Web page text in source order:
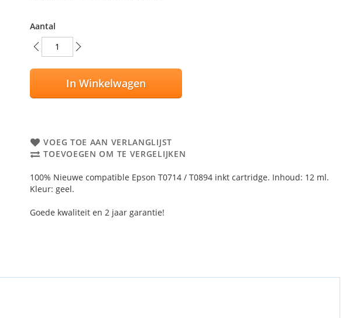
Aantal
In Winkelwagen
VOEG TOE AAN VERLANGLIJST
TOEVOEGEN OM TE VERGELIJKEN
100% Nieuwe compatible Epson T0714 / T0894 inkt cartridge. Inhoud: 12 ml.
Kleur: geel.
Goede kwaliteit en 2 jaar garantie!